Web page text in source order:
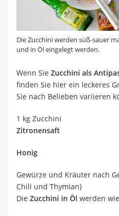
Die Zucchini werden süß-sauer
und in Öl eingelegt werden.
Wenn Sie Zucchini als
finden Sie hier ein leckeres
Sie nach Belieben variieren
1 kg Zucchini
Zitronensaft
Honig
Gewürze und Kräuter nach
Chili und Thymian)
Die Zucchini in Öl werden